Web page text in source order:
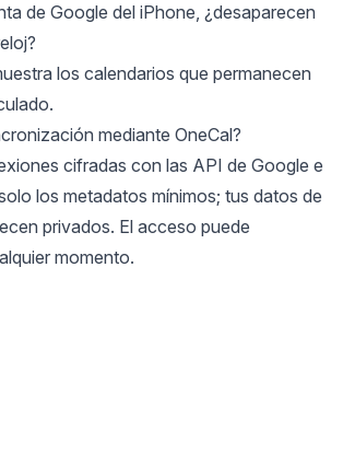
de Google del iPhone, ¿desaparecen
los calendarios que permanecen
mediante OneCal?
cifradas con las API de Google e
los metadatos mínimos; tus datos de
privados. El acceso puede
momento.